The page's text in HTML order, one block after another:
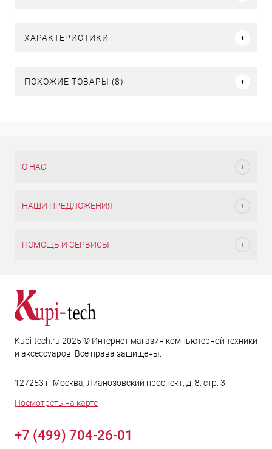
ХАРАКТЕРИСТИКИ
ПОХОЖИЕ ТОВАРЫ (8)
О НАС
НАШИ ПРЕДЛОЖЕНИЯ
ПОМОЩЬ И СЕРВИСЫ
Kupi-tech.ru 2025 © Интернет магазин компьютерной техники
и аксессуаров. Все права защищены.
127253 г. Москва, Лианозовский проспект, д. 8, стр. 3.
Посмотреть на карте
+7 (499) 704-26-01